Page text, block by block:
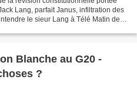
Lang, parfait Janus, infiltration des
le sieur Lang à Télé Matin de
Blanche au G20 -
?